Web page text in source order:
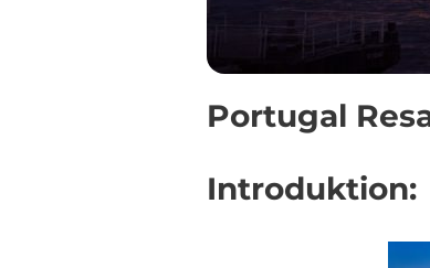
Portugal
Introduktion: